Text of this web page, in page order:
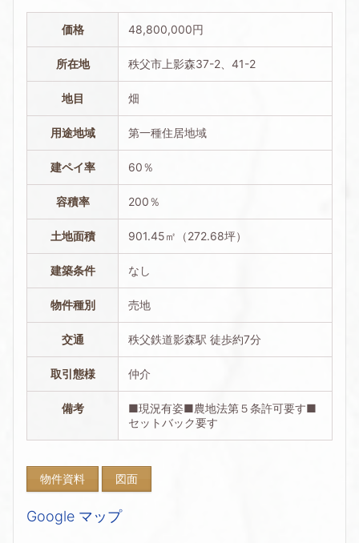
価格 48,800,000円
所在地 秩父市上影森37-2、41-2
地目 畑
用途地域 第一種住居地域
建ペイ率 60％
容積率 200％
土地面積 901.45㎡（272.68坪）
建築条件 なし
物件種別 売地
交通 秩父鉄道影森駅 徒歩約7分
取引態様 仲介
備考
■現況有姿■農地法第５条許可要す■
セットバック要す
物件資料 図面
Google マップ